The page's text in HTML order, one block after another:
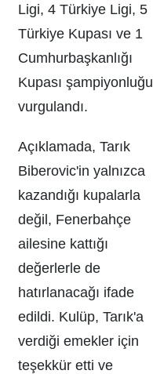
Ligi, 4 Türkiye Ligi, 5
Türkiye Kupası ve 1
Cumhurbaşkanlığı
Kupası şampiyonluğu
vurgulandı.
Açıklamada, Tarık
Biberovic'in yalnızca
kazandığı kupalarla
değil, Fenerbahçe
ailesine kattığı
değerlerle de
hatırlanacağı ifade
edildi. Kulüp, Tarık'a
verdiği emekler için
teşekkür etti ve